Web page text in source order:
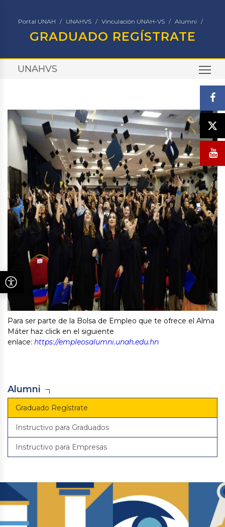
Portal UNAH UNAHVS Vinculación UNAH-VS Alumni
GRADUADO REGÍSTRATE
UNAHVS
Para ser parte de la Bolsa de Empleo que te ofrece el Alma
Máter haz click en el siguiente
enlace: https://empleosalumni.unah.edu.hn
Alumni
Graduado Regístrate
Instructivo para Graduados
Instructivo para Empresas